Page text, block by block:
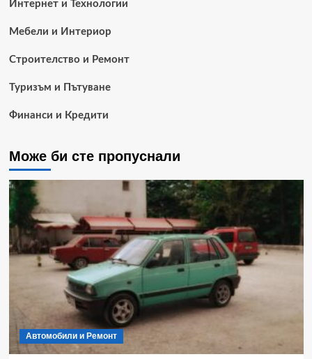
Интернет и Технологии
Мебели и Интериор
Строителство и Ремонт
Туризъм и Пътуване
Финанси и Кредити
Може би сте пропуснали
Автомобили и Ремонт